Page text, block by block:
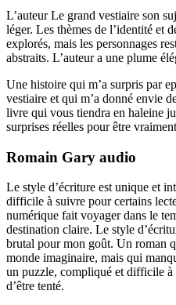
L’auteur Le grand vestiaire son
léger. Les thèmes de l’identité et
explorés, mais les personnages
abstraits. L’auteur a une plume
Une histoire qui m’a surpris par
vestiaire et qui m’a donné envie
livre qui vous tiendra en haleine
surprises réelles pour être
Romain Gary audio
Le style d’écriture est unique et
difficile à suivre pour certains
numérique fait voyager dans le
destination claire. Le style
brutal pour mon goût. Un roman
monde imaginaire, mais qui
un puzzle, compliqué et difficile
d’être tenté.